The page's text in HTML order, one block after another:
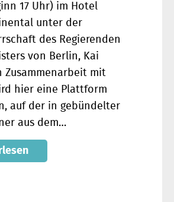
17 Uhr) im Hotel
unter der
des Regierenden
von Berlin, Kai
Zusammenarbeit mit
hier eine Plattform
auf der in gebündelter
aus dem…